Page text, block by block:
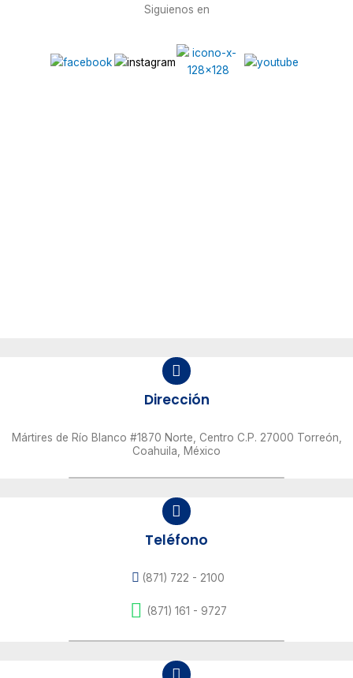
Siguienos en
Dirección
Mártires de Río Blanco #1870 Norte, Centro C.P. 27000 Torreón,
Coahuila, México
Teléfono
(871) 722 - 2100
(871) 161 - 9727